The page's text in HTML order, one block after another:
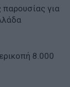
παρουσίας για
8.000